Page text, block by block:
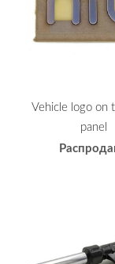
Vehicle logo on
panel